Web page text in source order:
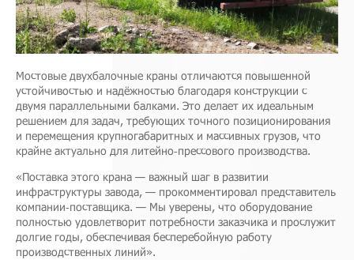
Мостовые двухбалочные краны отличаются повышенной
устойчивостью и надёжностью благодаря конструкции с
двумя параллельными балками. Это делает их идеальным
решением для задач, требующих точного позиционирования
и перемещения крупногабаритных и массивных грузов, что
крайне актуально для литейно‑прессового производства.
«Поставка этого крана — важный шаг в развитии
инфраструктуры завода, — прокомментировал представитель
компании‑поставщика. — Мы уверены, что оборудование
полностью удовлетворит потребности заказчика и прослужит
долгие годы, обеспечивая бесперебойную работу
производственных линий».